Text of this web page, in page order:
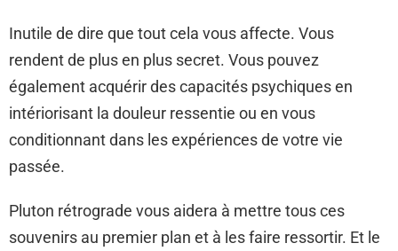
Inutile de dire que tout cela vous affecte. Vous
rendent de plus en plus secret. Vous pouvez
également acquérir des capacités psychiques en
intériorisant la douleur ressentie ou en vous
conditionnant dans les expériences de votre vie
passée.
Pluton rétrograde vous aidera à mettre tous ces
souvenirs au premier plan et à les faire ressortir. Et le